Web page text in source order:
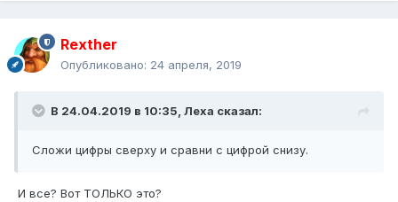
Rexther
Опубликовано: 24 апреля, 2019
В 24.04.2019 в 10:35, Леха сказал:
Сложи цифры сверху и сравни с цифрой снизу.
И все? Вот ТОЛЬКО это?